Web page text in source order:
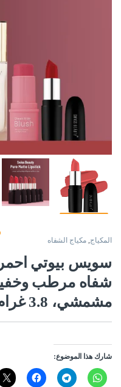
المكياج, مكياج الشفاه
سويس بيوتي
شفاه مرطب
مشمشي، 3.8 غرام |
شارك هذا الموضوع: